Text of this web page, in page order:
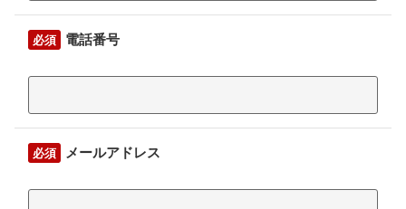
必須 電話番号
必須 メールアドレス